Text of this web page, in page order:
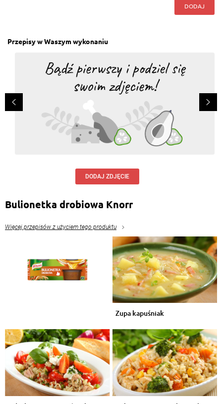
DODAJ
Przepisy w Waszym wykonaniu
DODAJ ZDJĘCIE
Bulionetka drobiowa Knorr
Więcej przepisów z użyciem tego produktu
Zupa kapuśniak